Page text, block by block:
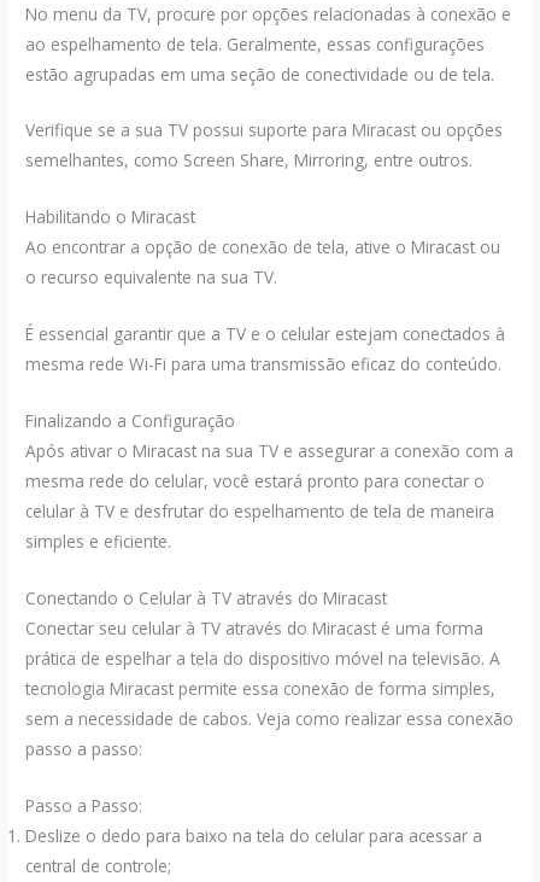
No menu da TV, procure por opções relacionadas à conexão e
ao espelhamento de tela. Geralmente, essas configurações
estão agrupadas em uma seção de conectividade ou de tela.
Verifique se a sua TV possui suporte para Miracast ou opções
semelhantes, como Screen Share, Mirroring, entre outros.
Habilitando o Miracast
Ao encontrar a opção de conexão de tela, ative o Miracast ou
o recurso equivalente na sua TV.
É essencial garantir que a TV e o celular estejam conectados à
mesma rede Wi-Fi para uma transmissão eficaz do conteúdo.
Finalizando a Configuração
Após ativar o Miracast na sua TV e assegurar a conexão com a
mesma rede do celular, você estará pronto para conectar o
celular à TV e desfrutar do espelhamento de tela de maneira
simples e eficiente.
Conectando o Celular à TV através do Miracast
Conectar seu celular à TV através do Miracast é uma forma
prática de espelhar a tela do dispositivo móvel na televisão. A
tecnologia Miracast permite essa conexão de forma simples,
sem a necessidade de cabos. Veja como realizar essa conexão
passo a passo:
Passo a Passo:
Deslize o dedo para baixo na tela do celular para acessar a
central de controle;